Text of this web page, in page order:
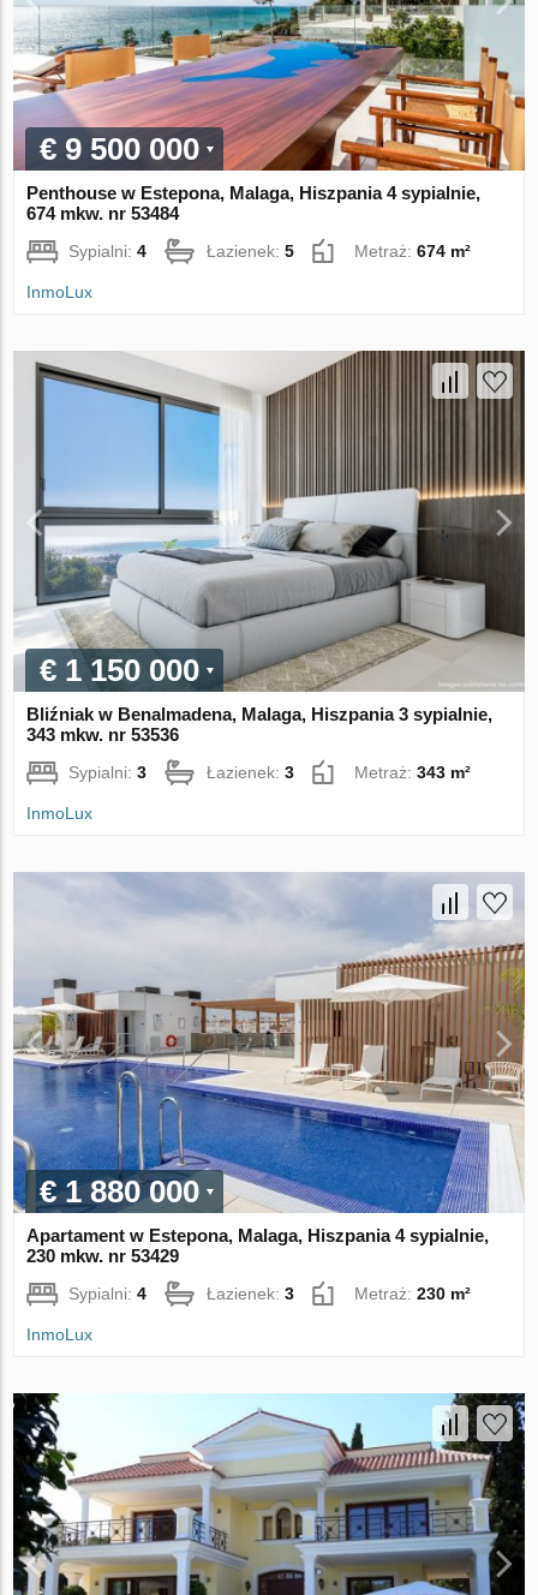
€ 9 500 000
Penthouse w Estepona, Malaga, Hiszpania 4 sypialnie,
674 mkw. nr 53484
Sypialni:4 Łazienek:5 Metraż:674 m²
InmoLux
€ 1 150 000
Bliźniak w Benalmadena, Malaga, Hiszpania 3 sypialnie,
343 mkw. nr 53536
Sypialni:3 Łazienek:3 Metraż:343 m²
InmoLux
€ 1 880 000
Apartament w Estepona, Malaga, Hiszpania 4 sypialnie,
230 mkw. nr 53429
Sypialni:4 Łazienek:3 Metraż:230 m²
InmoLux